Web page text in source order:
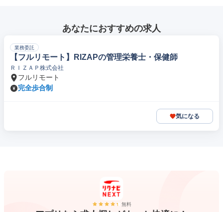
あなたにおすすめの求人
業務委託
【フルリモート】RIZAPの管理栄養士・保健師
ＲＩＺＡＰ株式会社
フルリモート
完全歩合制
気になる
無料